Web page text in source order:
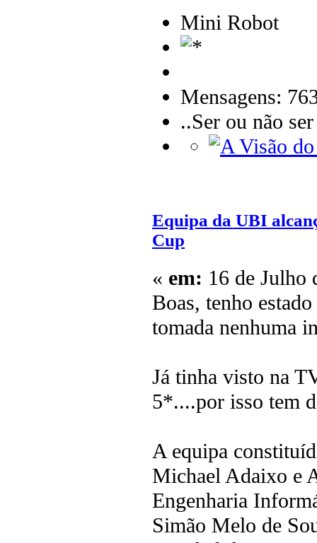
Mini Robot
Mensagens:
..Ser ou não
Equipa da UBI
Cup
« em: 16 de Julho
Boas, tenho
tomada nenhuma
Já tinha visto na
5*....por isso tem
A equipa
Michael Adaixo e
Engenharia
Simão Melo de